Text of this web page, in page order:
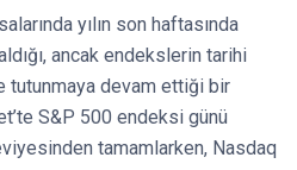
yılın son haftasında
ancak endekslerin tarihi
tutunmaya devam ettiği bir
S&P 500 endeksi günü
tamamlarken, Nasdaq